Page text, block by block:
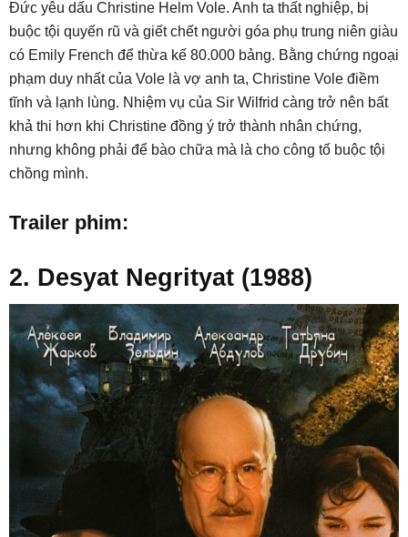
Đức yêu dấu Christine Helm Vole. Anh ta thất nghiệp, bị
buộc tội quyến rũ và giết chết người góa phụ trung niên giàu
có Emily French để thừa kế 80.000 bảng. Bằng chứng ngoại
phạm duy nhất của Vole là vợ anh ta, Christine Vole điềm
tĩnh và lạnh lùng. Nhiệm vụ của Sir Wilfrid càng trở nên bất
khả thi hơn khi Christine đồng ý trở thành nhân chứng,
nhưng không phải để bào chữa mà là cho công tố buộc tội
chồng mình.
Trailer phim:
2. Desyat Negrityat (1988)